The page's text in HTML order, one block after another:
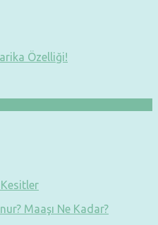
Özelliği!
Maaşı Ne Kadar?